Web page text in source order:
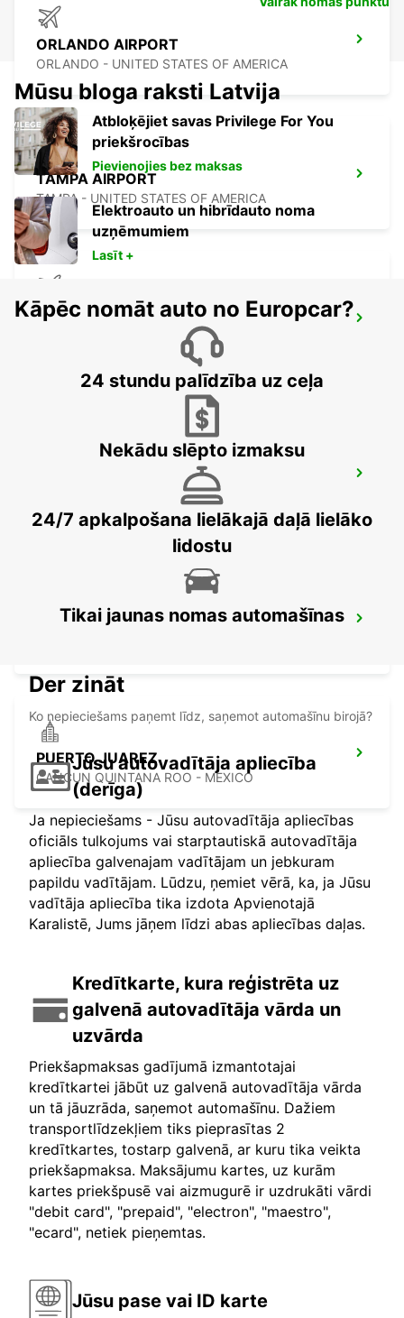
ORLANDO AIRPORT
ORLANDO - UNITED STATES OF AMERICA
TAMPA AIRPORT
TAMPA - UNITED STATES OF AMERICA
OWEN ROBERTS INTERNATIONAL
GEORGETOWN - CAYMAN ISLANDS
CANCUN C MUJERES GRAND
CANCUN - MEXICO
CANCUN C MUJERES TRS CO
PUERTO JUAREZ
CANCUN QUINTANA ROO - MEXICO
Mūsu bloga raksti Latvija
Atbloķējiet savas Privilege For You
priekšrocības
Pievienojies bez maksas
Elektroauto un hibrīdauto noma
uzņēmumiem
Lasīt +
Kāpēc nomāt auto no Europcar?
24 stundu palīdzība uz ceļa
Nekādu slēpto izmaksu
24/7 apkalpošana lielākajā daļā lielāko
lidostu
Tikai jaunas nomas automašīnas
Der zināt
Ko nepieciešams paņemt līdz, saņemot automašīnu birojā?
Jūsu autovadītāja apliecība
(derīga)
Ja nepieciešams - Jūsu autovadītāja apliecības
oficiāls tulkojums vai starptautiskā autovadītāja
apliecība galvenajam vadītājam un jebkuram
papildu vadītājam. Lūdzu, ņemiet vērā, ka, ja Jūsu
vadītāja apliecība tika izdota Apvienotajā
Karalistē, Jums jāņem līdzi abas apliecības daļas.
Kredītkarte, kura reģistrēta uz
galvenā autovadītāja vārda un
uzvārda
Priekšapmaksas gadījumā izmantotajai
kredītkartei jābūt uz galvenā autovadītāja vārda
un tā jāuzrāda, saņemot automašīnu. Dažiem
transportlīdzekļiem tiks pieprasītas 2
kredītkartes, tostarp galvenā, ar kuru tika veikta
priekšapmaksa. Maksājumu kartes, uz kurām
kartes priekšpusē vai aizmugurē ir uzdrukāti vārdi
"debit card", "prepaid", "electron", "maestro",
"ecard", netiek pieņemtas.
Jūsu pase vai ID karte